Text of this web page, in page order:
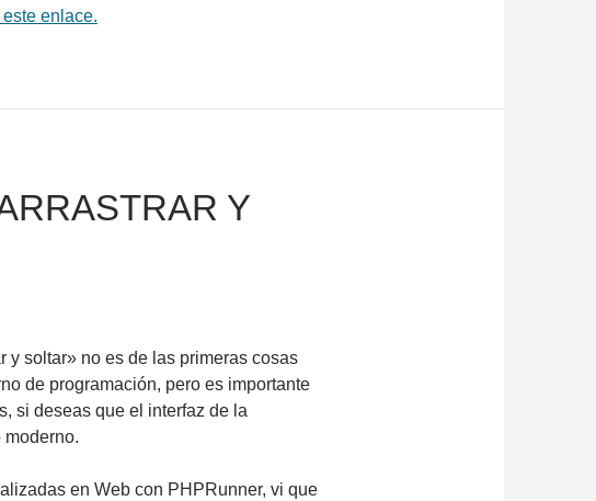
enlace.
Y
y soltar» no es de las primeras cosas
de programación, pero es importante
si deseas que el interfaz de la
en Web con PHPRunner, vi que